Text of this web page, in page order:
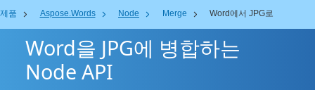
제품 Aspose.Words Node Merge Word에서 JPG로
Word을 JPG에 병합하는
Node API